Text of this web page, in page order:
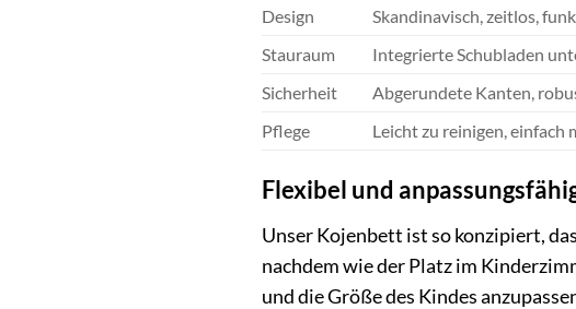
Design
Skandinavisch, zeitlos,
Stauraum
Integrierte Schubladen
Sicherheit
Abgerundete Kanten,
Pflege
Leicht zu reinigen, einfach
Flexibel und
Unser Kojenbett ist so konzipiert,
nachdem wie der Platz im
und die Größe des Kindes